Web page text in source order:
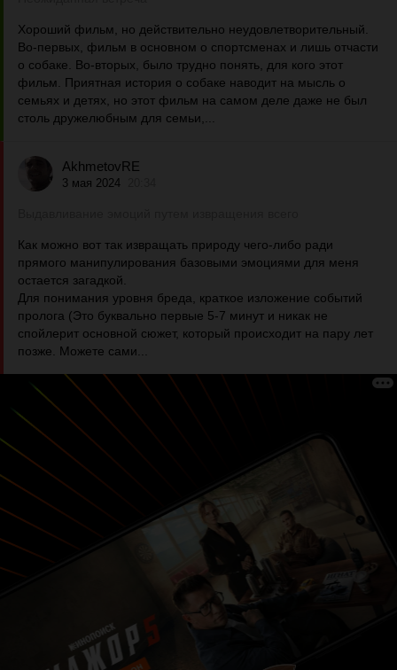
Хороший фильм, но действительно неудовлетворительный.
Во-первых, фильм в основном о спортсменах и лишь отчасти
о собаке. Во-вторых, было трудно понять, для кого этот
фильм. Приятная история о собаке наводит на мысль о
семьях и детях, но этот фильм на самом деле даже не был
столь дружелюбным для семьи,...
AkhmetovRE
3 мая 2024
Как можно вот так извращать природу чего-либо ради
прямого манипулирования базовыми эмоциями для меня
остается загадкой.
Для понимания уровня бреда, краткое изложение событий
пролога (Это буквально первые 5-7 минут и никак не
спойлерит основной сюжет, который происходит на пару лет
позже. Можете сами...